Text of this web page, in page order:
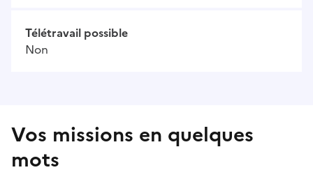
Télétravail possible
Non
Vos missions en quelques
mots